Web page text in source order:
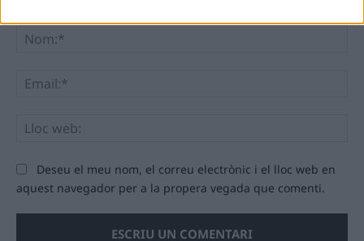
Deseu el meu nom, el correu electrònic i el lloc web en
aquest navegador per a la propera vegada que comenti.